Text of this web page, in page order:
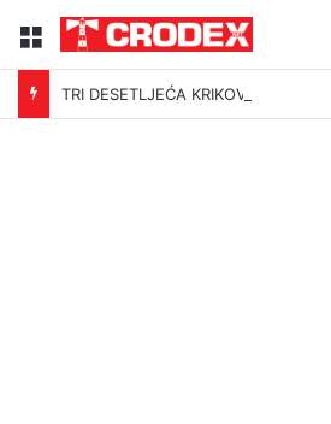
Menu
TRI DESETLJEĆA KRIKOVA OČAJNIKA